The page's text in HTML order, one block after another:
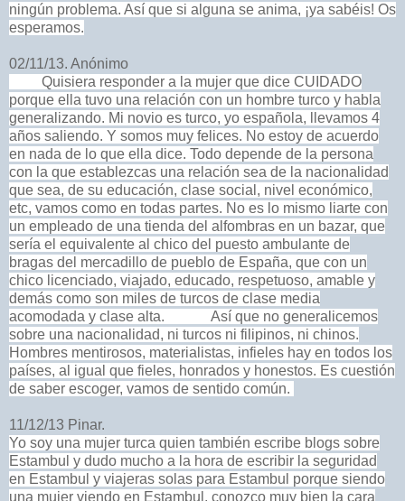
ningún problema. Así que si alguna se anima, ¡ya sabéis! Os
esperamos.
02/11/13. Anónimo
Quisiera responder a la mujer que dice CUIDADO
porque ella tuvo una relación con un hombre turco y habla
generalizando. Mi novio es turco, yo española, llevamos 4
años saliendo. Y somos muy felices. No estoy de acuerdo
en nada de lo que ella dice. Todo depende de la persona
con la que establezcas una relación sea de la nacionalidad
que sea, de su educación, clase social, nivel económico,
etc, vamos como en todas partes. No es lo mismo liarte con
un empleado de una tienda del alfombras en un bazar, que
sería el equivalente al chico del puesto ambulante de
bragas del mercadillo de pueblo de España, que con un
chico licenciado, viajado, educado, respetuoso, amable y
demás como son miles de turcos de clase media
acomodada y clase alta. Así que no generalicemos
sobre una nacionalidad, ni turcos ni filipinos, ni chinos.
Hombres mentirosos, materialistas, infieles hay en todos los
países, al igual que fieles, honrados y honestos. Es cuestión
de saber escoger, vamos de sentido común.
11/12/13 Pinar.
Yo soy una mujer turca quien también escribe blogs sobre
Estambul y dudo mucho a la hora de escribir la seguridad
en Estambul y viajeras solas para Estambul porque siendo
una mujer viendo en Estambul, conozco muy bien la cara